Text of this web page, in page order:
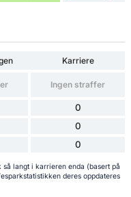
Karriere
Ingen straffer
0
0
0
langt i karrieren enda (basert på
deres oppdateres